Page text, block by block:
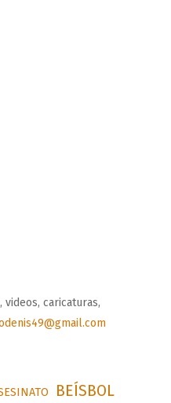
caricaturas,
BEÍSBOL